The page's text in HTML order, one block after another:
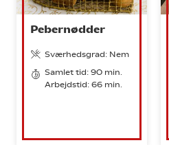
Pebernødder
Sværhedsgrad: Nem
Samlet tid: 90 min.
Arbejdstid: 66 min.